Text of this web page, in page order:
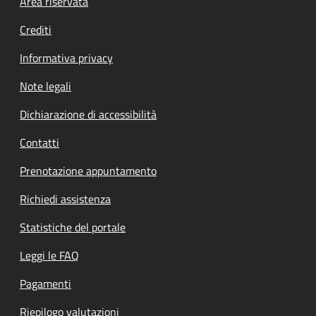
Crediti
Informativa privacy
Note legali
Dichiarazione di accessibilità
Contatti
Prenotazione appuntamento
Richiedi assistenza
Statistiche del portale
Leggi le FAQ
Pagamenti
Riepilogo valutazioni